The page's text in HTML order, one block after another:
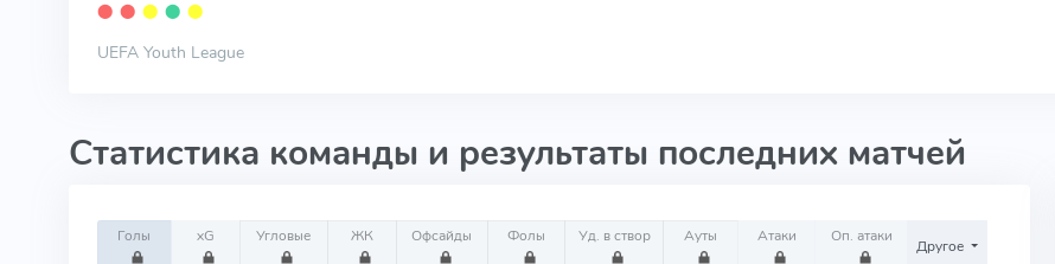
⬤ ⬤ ⬤ ⬤ ⬤
UEFA Youth League
Статистика команды и результаты последних матчей
Голы xG Угловые ЖК Офсайды Фолы Уд. в створ Ауты Атаки Оп. атаки
Другое